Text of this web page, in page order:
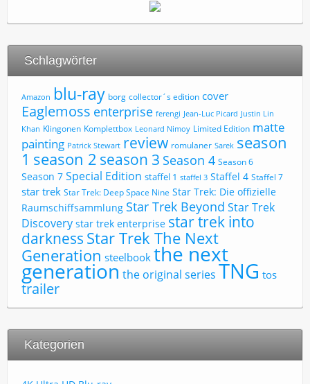
Schlagwörter
Amazon blu-ray borg collector´s edition cover
Eaglemoss enterprise ferengi Jean-Luc Picard Justin Lin
Khan Klingonen Komplettbox Leonard Nimoy Limited Edition matte
painting Patrick Stewart review romulaner Sarek season
1 season 2 season 3 Season 4 Season 6
Season 7 Special Edition staffel 1 staffel 3 Staffel 4 Staffel 7
star trek Star Trek: Deep Space Nine Star Trek: Die offizielle
Raumschiffsammlung Star Trek Beyond Star Trek
Discovery star trek enterprise star trek into
darkness Star Trek The Next
Generation steelbook the next
generation the original series TNG tos
trailer
Kategorien